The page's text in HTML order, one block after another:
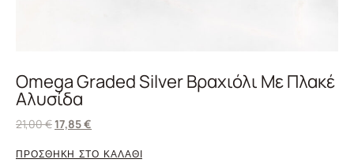
Omega Graded Silver Βραχιόλι Με Πλακέ
Αλυσίδα
21,00€ 17,85€
ΠΡΟΣΘΗΚΗ ΣΤΟ ΚΑΛΑΘΙ